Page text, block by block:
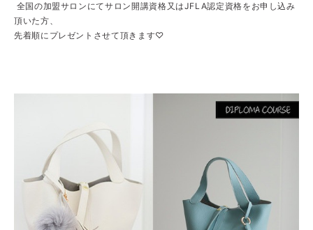
全国の加盟サロンにてサロン開講資格又はJFLA認定資格をお申し込み
頂いた方、
先着順にプレゼントさせて頂きます♡